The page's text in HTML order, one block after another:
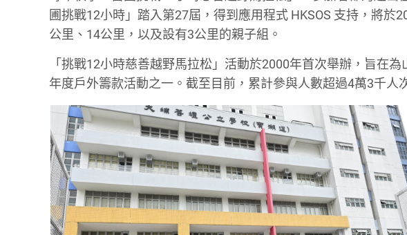
圃挑戰12小時」踏入第27屆，得到應用程式 HKSOS 支持，將於
公里、14公里，以及設有3公里的親子組。
「挑戰12小時慈善越野馬拉松」活動於2000年首次舉辦，旨在
年度戶外籌款活動之一。截至目前，累計參與人數超過4萬3千人